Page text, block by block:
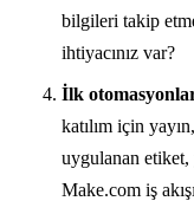
bilgileri takip
ihtiyacınız var?
İlk
katılım için
uygulanan
Make.com iş